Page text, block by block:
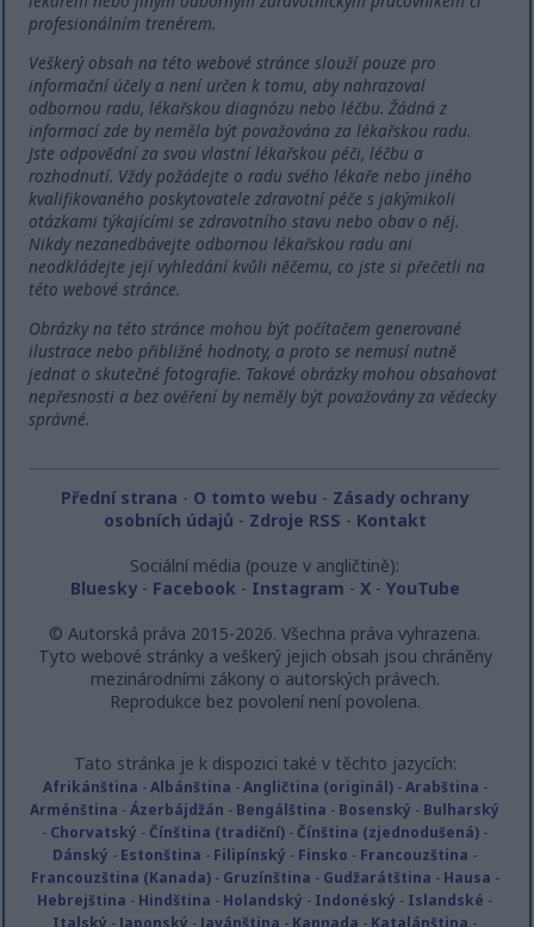
profesionálním trenérem.
Veškerý obsah na této webové stránce slouží pouze pro
informační účely a není určen k tomu, aby nahrazoval
odbornou radu, lékařskou diagnózu nebo léčbu. Žádná z
informací zde by neměla být považována za lékařskou radu.
Jste odpovědní za svou vlastní lékařskou péči, léčbu a
rozhodnutí. Vždy požádejte o radu svého lékaře nebo jiného
kvalifikovaného poskytovatele zdravotní péče s jakýmikoli
otázkami týkajícími se zdravotního stavu nebo obav o něj.
Nikdy nezanedbávejte odbornou lékařskou radu ani
neodkládejte její vyhledání kvůli něčemu, co jste si přečetli na
této webové stránce.
Obrázky na této stránce mohou být počítačem generované
ilustrace nebo přibližné hodnoty, a proto se nemusí nutně
jednat o skutečné fotografie. Takové obrázky mohou obsahovat
nepřesnosti a bez ověření by neměly být považovány za vědecky
správné.
Přední strana - O tomto webu - Zásady ochrany
osobních údajů - Zdroje RSS - Kontakt
Sociální média (pouze v angličtině):
Bluesky- Facebook - Instagram - X- YouTube
© Autorská práva 2015-2026. Všechna práva vyhrazena.
Tyto webové stránky a veškerý jejich obsah jsou chráněny
mezinárodními zákony o autorských právech.
Reprodukce bez povolení není povolena.
Tato stránka je k dispozici také v těchto jazycích:
Afrikánština -Albánština -Angličtina (originál)-Arabština -
Arménština -Ázerbájdžán - Bengálština - Bosenský - Bulharský
- Chorvatský - Čínština (tradiční) - Čínština (zjednodušená) -
Dánský - Estonština - Filipínský - Finsko - Francouzština -
Francouzština (Kanada)- Gruzínština - Gudžarátština - Hausa -
Hebrejština - Hindština - Holandský - Indonéský - Islandské -
Italský - Japonský - Javánština - Kannada - Katalánština -